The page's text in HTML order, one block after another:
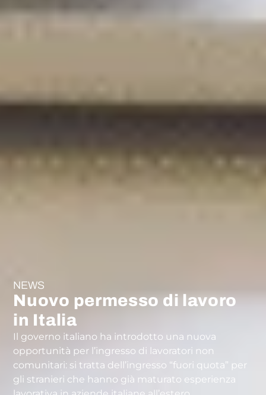
NEWS
Nuovo permesso di lavoro
in Italia
Il governo italiano ha introdotto una nuova
opportunità per l’ingresso di lavoratori non
comunitari: si tratta dell’ingresso “fuori quota” per
gli stranieri che hanno già maturato esperienza